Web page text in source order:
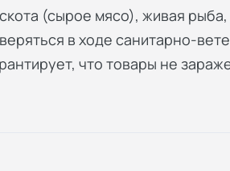
(сырое мясо), живая рыба,
в ходе санитарно-
что товары не